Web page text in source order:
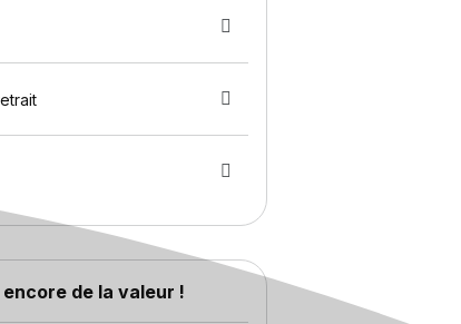
de la valeur !